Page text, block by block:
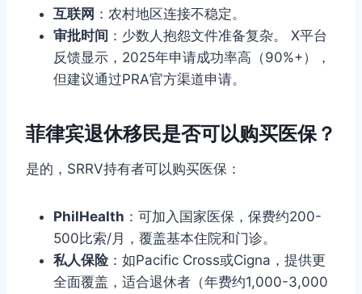
互联网 ：农村地区连接不稳定。
审批时间 ：少数人抱怨文件准备复杂。 X平台
反馈显示，2025年申请成功率高（90%+），
但建议通过PRA官方渠道申请。
菲律宾退休移民是否可以购买医保？
是的，SRRV持有者可以购买医保：
PhilHealth ：可加入国家医保，保费约200-
500比索/月，覆盖基本住院和门诊。
私人保险：如Pacific Cross或Cigna，提供更
全面覆盖，适合退休者（年费约1,000-3,000